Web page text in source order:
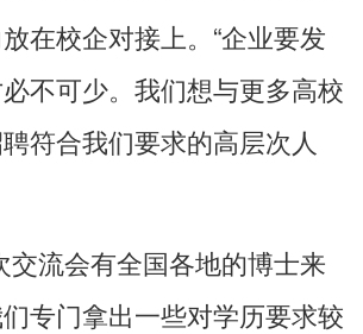
在校企对接上。“企业要发
不可少。我们想与更多高校
符合我们要求的高层次人
流会有全国各地的博士来
专门拿出一些对学历要求较